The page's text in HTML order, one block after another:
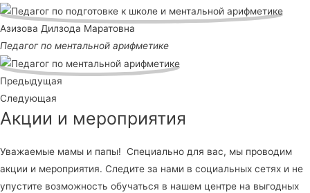
Азизова Дилзода Маратовна
Педагог по ментальной арифметике
Предыдущая
Следующая
Акции и мероприятия
Уважаемые мамы и папы! Специально для вас, мы проводим
акции и мероприятия. Следите за нами в социальных сетях и не
упустите возможность обучаться в нашем центре на выгодных